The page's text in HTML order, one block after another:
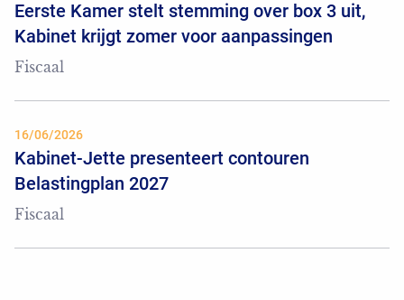
Eerste Kamer stelt stemming over box 3 uit,
Kabinet krijgt zomer voor aanpassingen
Fiscaal
16/06/2026
Kabinet-Jette presenteert contouren
Belastingplan 2027
Fiscaal